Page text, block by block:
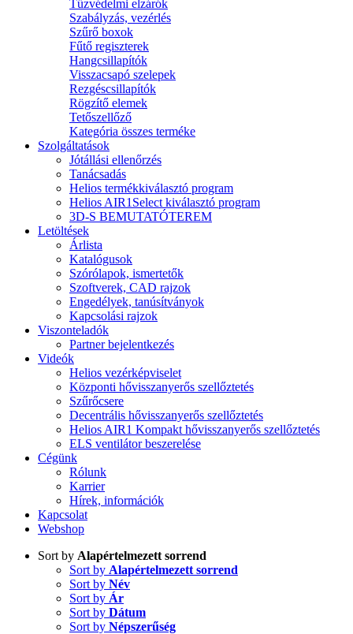
Tűzvédelmi elzárók
Szabályzás, vezérlés
Szűrő boxok
Fűtő regiszterek
Hangcsillapítók
Visszacsapó szelepek
Rezgéscsillapítók
Rögzítő elemek
Tetőszellőző
Kategória összes terméke
Szolgáltatások
Jótállási ellenőrzés
Tanácsadás
Helios termékkiválasztó program
Helios AIR1Select kiválasztó program
3D-S BEMUTATÓTEREM
Letöltések
Árlista
Katalógusok
Szórólapok, ismertetők
Szoftverek, CAD rajzok
Engedélyek, tanúsítványok
Kapcsolási rajzok
Viszonteladók
Partner bejelentkezés
Videók
Helios vezérképviselet
Központi hővisszanyerős szellőztetés
Szűrőcsere
Decentrális hővisszanyerős szellőztetés
Helios AIR1 Kompakt hővisszanyerős szellőztetés
ELS ventilátor beszerelése
Cégünk
Rólunk
Karrier
Hírek, információk
Kapcsolat
Webshop
Sort by Alapértelmezett sorrend
Sort by Alapértelmezett sorrend
Sort by Név
Sort by Ár
Sort by Dátum
Sort by Népszerűség